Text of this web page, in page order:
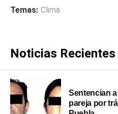
Temas: Clima
Noticias Recientes
Sentencian
pareja por